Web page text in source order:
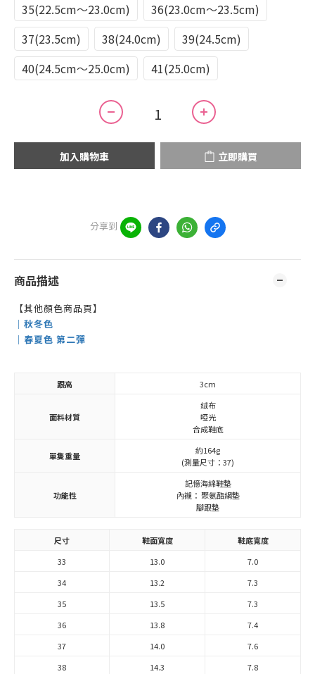
35(22.5cm～23.0cm)
36(23.0cm～23.5cm)
37(23.5cm)
38(24.0cm)
39(24.5cm)
40(24.5cm～25.0cm)
41(25.0cm)
加入購物車 立即購買
分享到
商品描述
【其他顏色商品頁】
｜秋冬色
｜春夏色 第二彈
跟高 3cm
面料材質
絨布
啞光
合成鞋底
單隻重量
約164g
(測量尺寸：37)
功能性
記憶海綿鞋墊
內襯： 聚氨酯網墊
腳跟墊
尺寸 鞋面寬度
鞋底寬度
33
13.0
7.0
34
13.2
7.3
35
13.5
7.3
36
13.8
7.4
37
14.0
7.6
38
14.3 7.8